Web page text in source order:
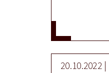
20.10.2022